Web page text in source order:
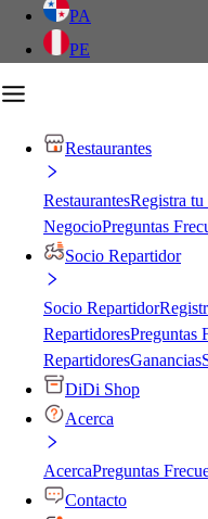
PA
PE
Restaurantes
RestaurantesRegistra tu
NegocioPreguntas
Socio Repartidor
Socio Repartidor
RepartidoresPreguntas
RepartidoresGanancias
DiDi Shop
Acerca
AcercaPreguntas
Contacto